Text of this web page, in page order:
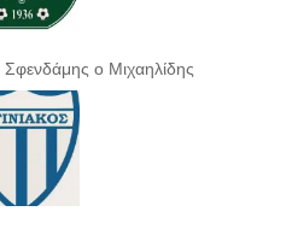
ο Μιχαηλίδης